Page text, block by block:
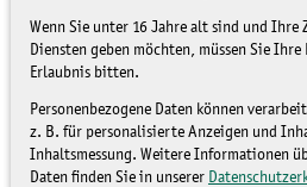
Wenn Sie unter 16 Jahre alt sind und
Diensten geben möchten, müssen Sie
Erlaubnis bitten.
Personenbezogene Daten können
z. B. für personalisierte Anzeigen und
Inhaltsmessung. Weitere Informationen
Daten finden Sie in unserer
Themen » Natur und
» Streuobstwiesen
unserer